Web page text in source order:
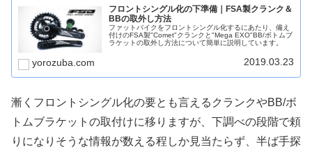
フロントシングル化の下準備｜FSA製クランク＆
BBの取外し方法
ファットバイクをフロントシングル化するにあたり、備え
付けのFSA製"Comet"クランクと"Mega EXO"BB/ボトムブ
ラケットの取外し方法について簡単に説明しています。
yorozuba.com 2019.03.23
漸くフロントシングル化の要とも言えるクランクやBB/ボ
トムブラケットの取付けに移りますが、下調べの段階で頼
りになりそうな情報が数える程しか見当たらず、半ば手探